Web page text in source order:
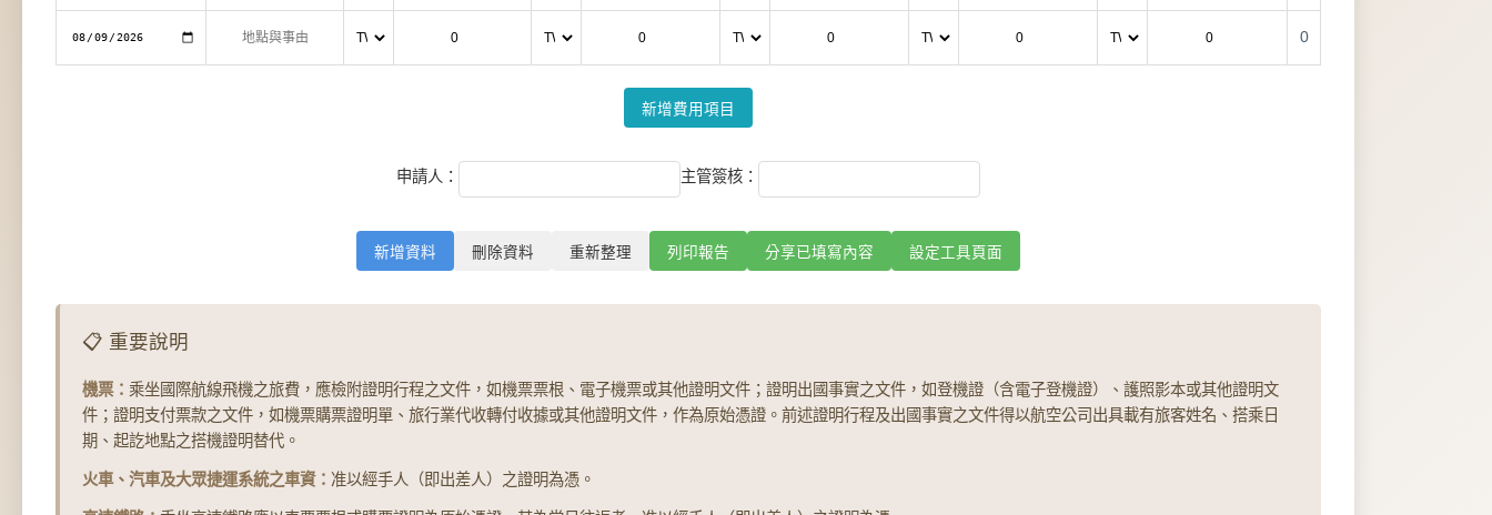
0
新增費用項目
申請人： 主管簽核：
新增資料 刪除資料 重新整理 列印報告 分享已填寫內容 設定工具頁面
📋 重要說明
機票： 乘坐國際航線飛機之旅費，應檢附證明行程之文件，如機票票根、電子機票或其他證明文件；證明出國事實之文件，如登機證（含電子登機證）、護照影本或其他證明文
件；證明支付票款之文件，如機票購票證明單、旅行業代收轉付收據或其他證明文件，作為原始憑證。前述證明行程及出國事實之文件得以航空公司出具載有旅客姓名、搭乘日
期、起訖地點之搭機證明替代。
火車、汽車及大眾捷運系統之車資： 准以經手人（即出差人）之證明為憑。